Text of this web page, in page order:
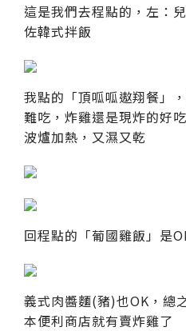
這是我們去程點的，左：
佐韓式拌飯
我點的「頂呱呱遨翔餐」
難吃，炸雞還是現炸的好
波爐加熱，又濕又乾
回程點的「葡國雞飯」是
義式肉醬麵(豬)也OK，總
本便利商店就有賣炸雞了